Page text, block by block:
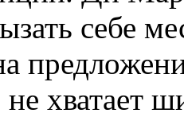
себе
хватает